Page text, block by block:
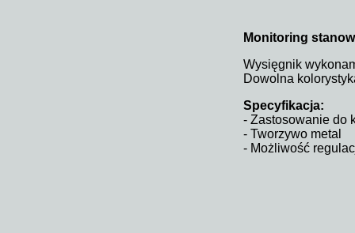
Monitoring
Wysięgnik
Dowolna
Specyfikacja:
- Zastosowanie do
- Tworzywo metal
- Możliwość